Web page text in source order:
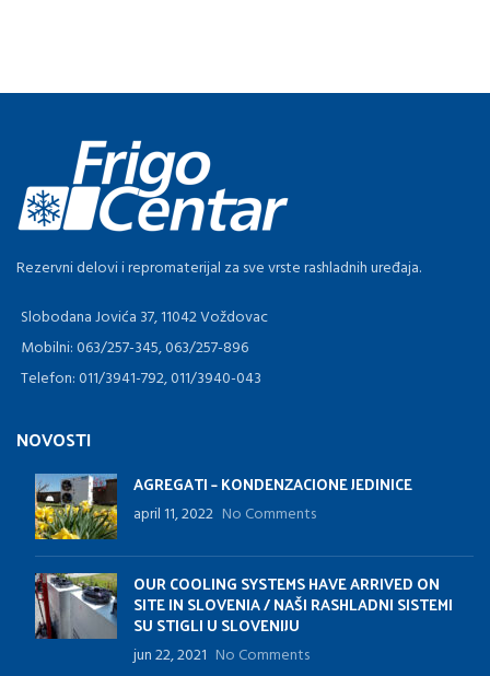
Rezervni delovi i repromaterijal za sve vrste rashladnih uređaja.
Slobodana Jovića 37, 11042 Voždovac
Mobilni: 063/257-345, 063/257-896
Telefon: 011/3941-792, 011/3940-043
NOVOSTI
AGREGATI – KONDENZACIONE JEDINICE
april 11, 2022 No Comments
OUR COOLING SYSTEMS HAVE ARRIVED ON
SITE IN SLOVENIA / NAŠI RASHLADNI SISTEMI
SU STIGLI U SLOVENIJU
jun 22, 2021 No Comments